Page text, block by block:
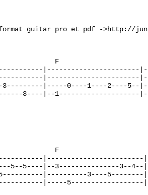
guitar pro et pdf ->http://
F
3---------|-----0----1----2----5--
3----|--1--------------------
F
5--5----|--3---------------3--
|----------3----
|-----